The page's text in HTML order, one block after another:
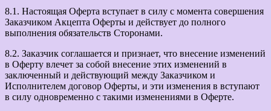
8.1. Настоящая Оферта вступает в силу с момента совершения
Заказчиком Акцепта Оферты и действует до полного
выполнения обязательств Сторонами.
8.2. Заказчик соглашается и признает, что внесение изменений
в Оферту влечет за собой внесение этих изменений в
заключенный и действующий между Заказчиком и
Исполнителем договор Оферты, и эти изменения в вступают
в силу одновременно с такими изменениями в Оферте.